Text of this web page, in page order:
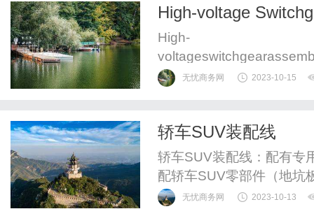
公司！它是一带一路国际
High-voltage
High-
无忧商务网 2023-10-15
轿车SUV装配线
轿车SUV装配线：配有专
配轿车SUV零部件（地坑
机）。顶部照明、风扇和
无忧商务网 2023-10-13